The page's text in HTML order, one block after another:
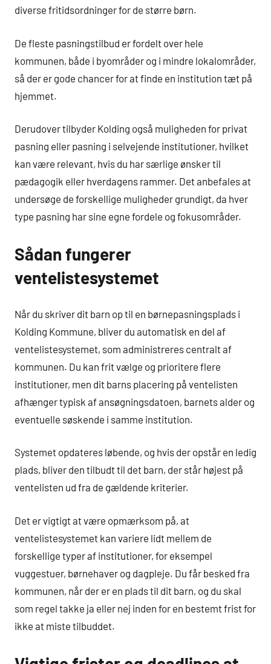
diverse fritidsordninger for de større børn.
De fleste pasningstilbud er fordelt over hele
kommunen, både i byområder og i mindre lokalområder,
så der er gode chancer for at finde en institution tæt på
hjemmet.
Derudover tilbyder Kolding også muligheden for privat
pasning eller pasning i selvejende institutioner, hvilket
kan være relevant, hvis du har særlige ønsker til
pædagogik eller hverdagens rammer. Det anbefales at
undersøge de forskellige muligheder grundigt, da hver
type pasning har sine egne fordele og fokusområder.
Sådan fungerer
ventelistesystemet
Når du skriver dit barn op til en børnepasningsplads i
Kolding Kommune, bliver du automatisk en del af
ventelistesystemet, som administreres centralt af
kommunen. Du kan frit vælge og prioritere flere
institutioner, men dit barns placering på ventelisten
afhænger typisk af ansøgningsdatoen, barnets alder og
eventuelle søskende i samme institution.
Systemet opdateres løbende, og hvis der opstår en ledig
plads, bliver den tilbudt til det barn, der står højest på
ventelisten ud fra de gældende kriterier.
Det er vigtigt at være opmærksom på, at
ventelistesystemet kan variere lidt mellem de
forskellige typer af institutioner, for eksempel
vuggestuer, børnehaver og dagpleje. Du får besked fra
kommunen, når der er en plads til dit barn, og du skal
som regel takke ja eller nej inden for en bestemt frist for
ikke at miste tilbuddet.